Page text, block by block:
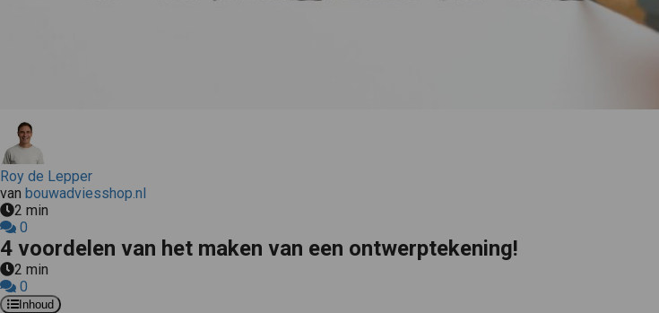
Roy de Lepper
van bouwadviesshop.nl
2 min
0
4 voordelen van het maken van een ontwerptekening!
2 min
0
Inhoud